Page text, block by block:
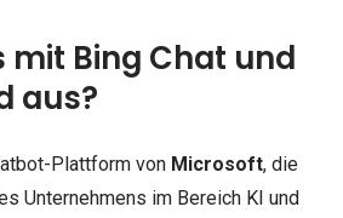
mit Bing Chat und
aus?
Plattform von Microsoft, die
Unternehmens im Bereich KI und